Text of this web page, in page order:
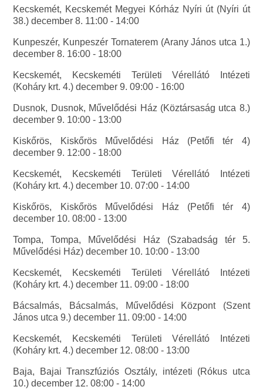
Kecskemét, Kecskemét Megyei Kórház Nyíri út (Nyíri út
38.) december 8. 11:00 - 14:00
Kunpeszér, Kunpeszér Tornaterem (Arany János utca 1.)
december 8. 16:00 - 18:00
Kecskemét, Kecskeméti Területi Vérellátó Intézeti
(Koháry krt. 4.) december 9. 09:00 - 16:00
Dusnok, Dusnok, Művelődési Ház (Köztársaság utca 8.)
december 9. 10:00 - 13:00
Kiskőrös, Kiskőrös Művelődési Ház (Petőfi tér 4)
december 9. 12:00 - 18:00
Kecskemét, Kecskeméti Területi Vérellátó Intézeti
(Koháry krt. 4.) december 10. 07:00 - 14:00
Kiskőrös, Kiskőrös Művelődési Ház (Petőfi tér 4)
december 10. 08:00 - 13:00
Tompa, Tompa, Művelődési Ház (Szabadság tér 5.
Művelődési Ház) december 10. 10:00 - 13:00
Kecskemét, Kecskeméti Területi Vérellátó Intézeti
(Koháry krt. 4.) december 11. 09:00 - 18:00
Bácsalmás, Bácsalmás, Művelődési Központ (Szent
János utca 9.) december 11. 09:00 - 14:00
Kecskemét, Kecskeméti Területi Vérellátó Intézeti
(Koháry krt. 4.) december 12. 08:00 - 13:00
Baja, Bajai Transzfúziós Osztály, intézeti (Rókus utca
10.) december 12. 08:00 - 14:00